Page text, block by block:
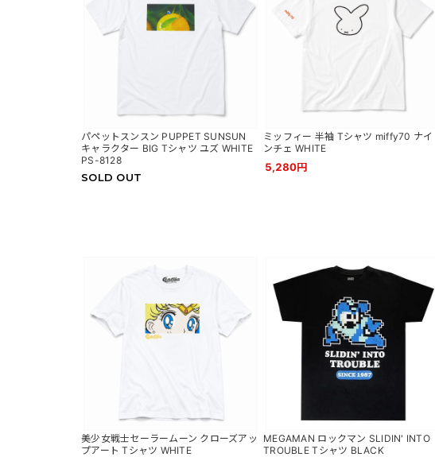
パペットスンスン PUPPET SUNSUN
キャラクター BIG Tシャツ ユズ WHITE
PS-8128
SOLD OUT
ミッフィー 半袖 Tシャツ miffy70 ナイ
ンチェ WHITE
5,280円
美少女戦士セーラームーン クローズアッ
プアート Tシャツ WHITE
MEGAMAN ロックマン SLIDIN' INTO
TROUBLE Tシャツ BLACK